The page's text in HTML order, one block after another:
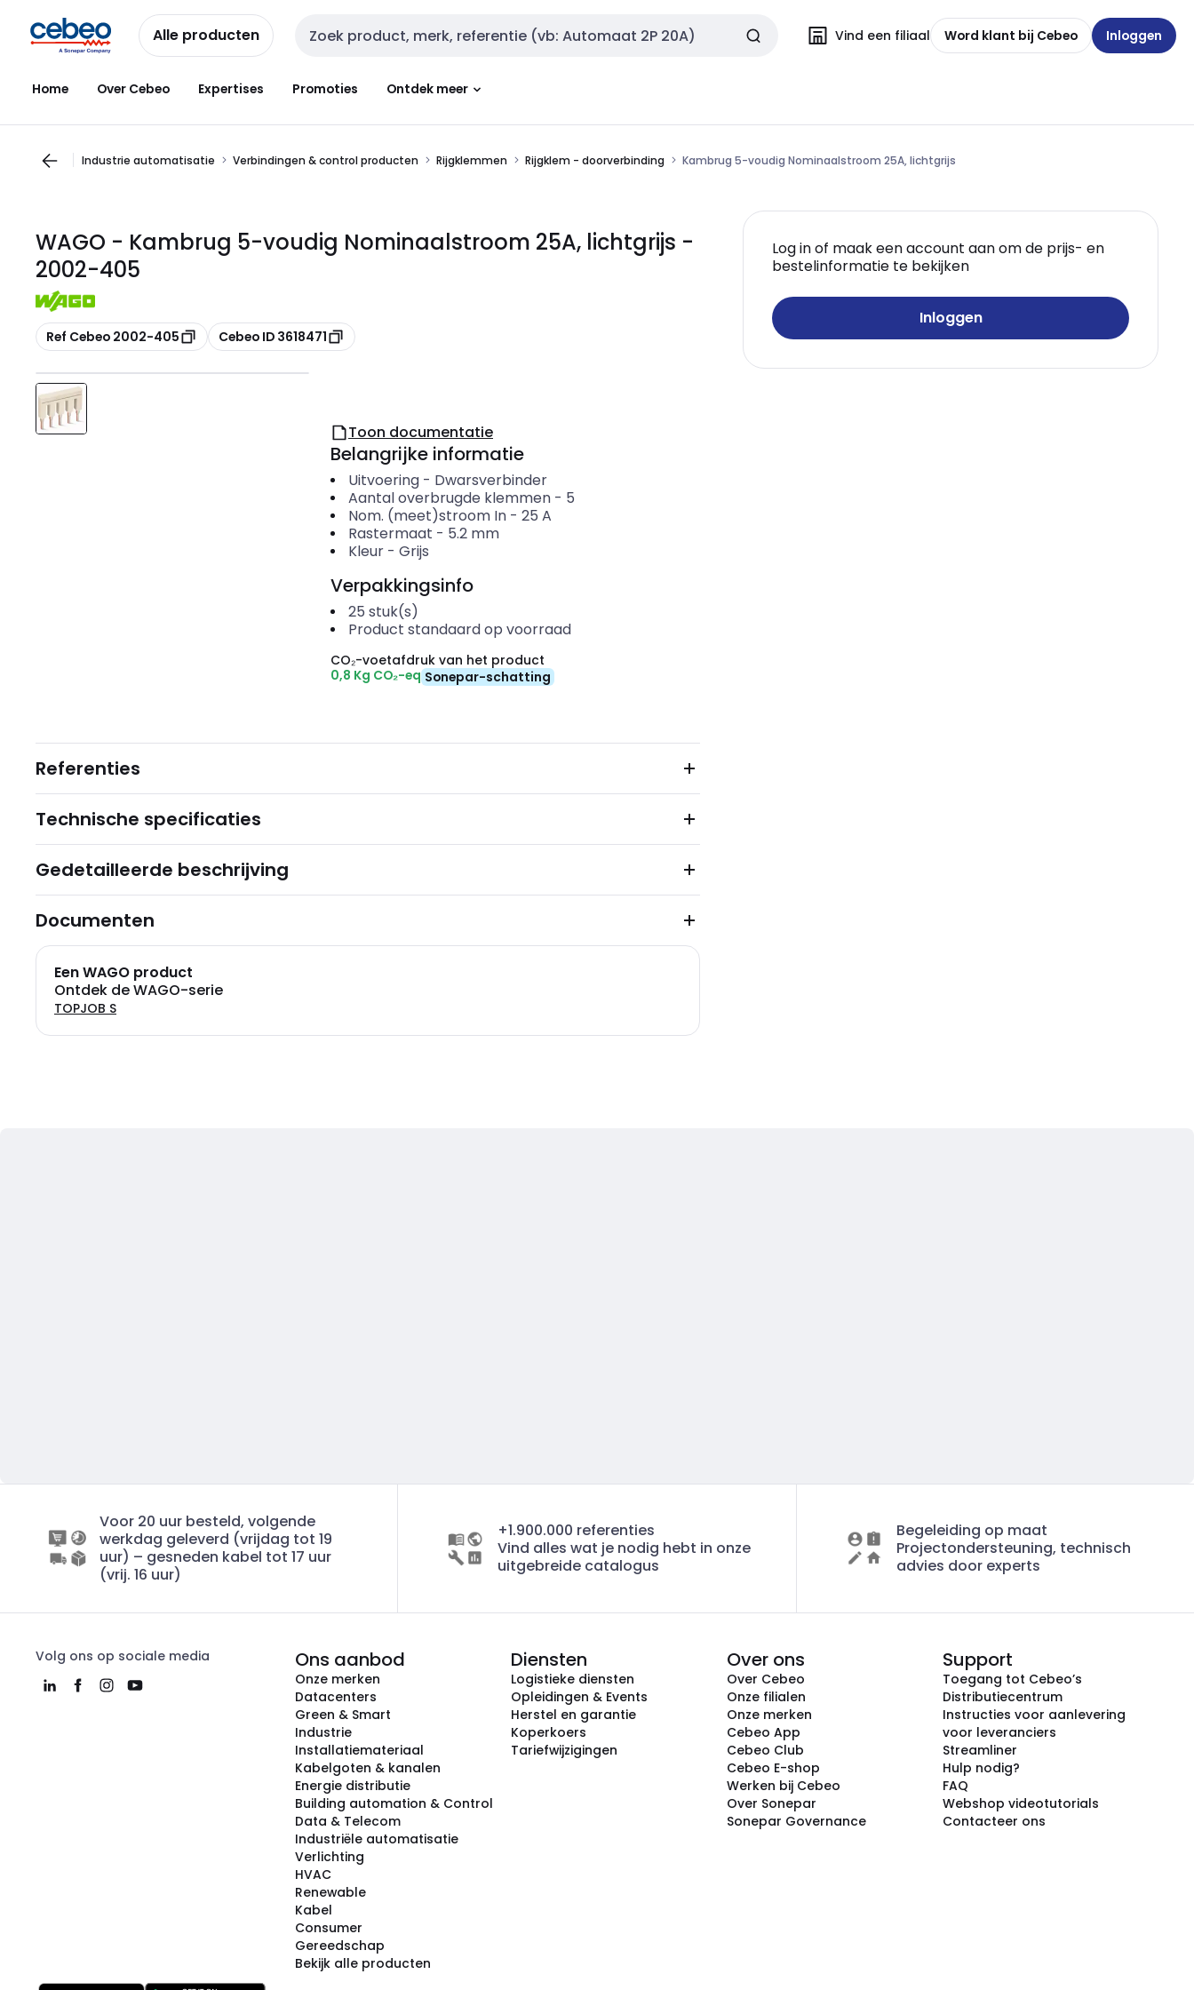
naar
navigatie
naar
inhoud
Alle producten Zoekveld invoer Vind een filiaal Word klant bij Cebeo Inloggen
Home Over Cebeo Expertises Promoties Ontdek meer
Industrie automatisatie Verbindingen & control producten Rijgklemmen Rijgklem - doorverbinding Kambrug 5-voudig Nominaalstroom 25A, lichtgrijs
WAGO - Kambrug 5-voudig Nominaalstroom 25A, lichtgrijs -
2002-405
Kopiëren
Ref Cebeo 2002-405 Kopiëren
Cebeo ID 3618471
Log in of maak een account aan om de prijs- en
bestelinformatie te bekijken
Inloggen
Toon documentatie
Belangrijke informatie
Uitvoering- Dwarsverbinder
Aantal overbrugde klemmen- 5
Nom. (meet)stroom In- 25 A
Rastermaat - 5.2 mm
Kleur- Grijs
Verpakkingsinfo
25 stuk(s)
Product standaard op voorraad
CO₂-voetafdruk van het product
0,8 Kg CO₂-eq Sonepar-schatting
Referenties
Technische specificaties
Gedetailleerde beschrijving
Documenten
Een WAGO product
Ontdek de WAGO-serie
TOPJOB S
Voor 20 uur besteld, volgende
werkdag geleverd (vrijdag tot 19
uur) – gesneden kabel tot 17 uur
(vrij. 16 uur)
+1.900.000 referenties
Vind alles wat je nodig hebt in onze
uitgebreide catalogus
Begeleiding op maat
Projectondersteuning, technisch
advies door experts
Volg ons op sociale media Ons aanbod
Onze merken
Datacenters
Green & Smart
Industrie
Installatiemateriaal
Kabelgoten & kanalen
Energie distributie
Building automation & Control
Data & Telecom
Industriële automatisatie
Verlichting
HVAC
Renewable
Kabel
Consumer
Gereedschap
Bekijk alle producten
Diensten
Logistieke diensten
Opleidingen & Events
Herstel en garantie
Koperkoers
Tariefwijzigingen
Over ons
Over Cebeo
Onze filialen
Onze merken
Cebeo App
Cebeo Club
Cebeo E-shop
Werken bij Cebeo
Over Sonepar
Sonepar Governance
Support
Toegang tot Cebeo’s
Distributiecentrum
Instructies voor aanlevering
voor leveranciers
Streamliner
Hulp nodig?
FAQ
Webshop videotutorials
Contacteer ons